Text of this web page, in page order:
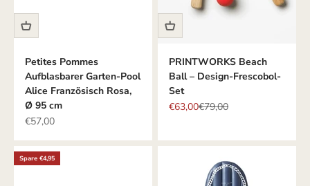
Petites Pommes
Aufblasbarer Garten-Pool
Alice Französisch Rosa,
Ø 95 cm
Angebot
€57,00
PRINTWORKS Beach
Ball – Design-Frescobol-
Set
Angebot
€63,00Regulärer Preis
€79,00
Spare €4,95